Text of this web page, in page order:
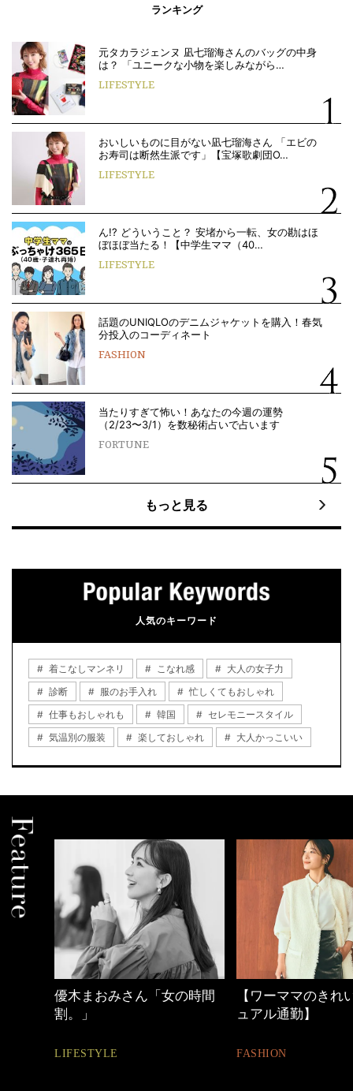
ランキング
元タカラジェンヌ 凪七瑠海さんのバッグの中身
は？ 「ユニークな小物を楽しみながら…
LIFESTYLE
おいしいものに目がない凪七瑠海さん 「エビの
お寿司は断然生派です」【宝塚歌劇団O…
LIFESTYLE
ん!? どういうこと？ 安堵から一転、女の勘はほ
ぼほぼ当たる！【中学生ママ（40…
LIFESTYLE
話題のUNIQLOのデニムジャケットを購入！春気
分投入のコーディネート
FASHION
当たりすぎて怖い！あなたの今週の運勢
（2/23〜3/1）を数秘術占いで占います
FORTUNE
もっと見る
人気のキーワード
着こなしマンネリ こなれ感
大人の女子力
診断
服のお手入れ
忙しくてもおしゃれ
仕事もおしゃれも
韓国
セレモニースタイル
気温別の服装
楽しておしゃれ 大人かっこいい
優木まおみさん「女の時間
割。」
LIFESTYLE
【ワーママのきれ
ュアル通勤】
FASHION